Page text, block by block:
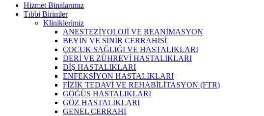
Hizmet Binalarımız
Tıbbi Birimler
Kliniklerimiz
ANESTEZİYOLOJİ VE REANİMASYON
BEYİN VE SİNİR CERRAHİSİ
ÇOCUK SAĞLIĞI VE HASTALIKLARI
DERİ VE ZÜHREVİ HASTALIKLARI
DİŞ HASTALIKLARI
ENFEKSİYON HASTALIKLARI
FİZİK TEDAVİ VE REHABİLİTASYON (FTR)
GÖĞÜS HASTALIKLARI
GÖZ HASTALIKLARI
GENEL CERRAHİ